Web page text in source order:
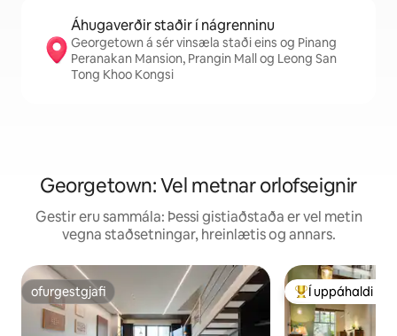
Áhugaverðir staðir í nágrenninu
Georgetown á sér vinsæla staði eins og Pinang
Peranakan Mansion, Prangin Mall og Leong San
Tong Khoo Kongsi
Georgetown: Vel metnar orlofseignir
Gestir eru sammála: Þessi gistiaðstaða er vel metin
vegna staðsetningar, hreinlætis og annars.
ofurgestgjafi
ofurgestgjafi Í mestu
Í uppáhaldi